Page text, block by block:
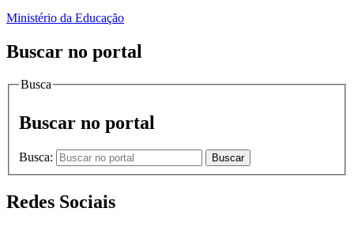
Ministério da Educação
Buscar no portal
Busca
Buscar no portal
Busca: Buscar
Redes Sociais